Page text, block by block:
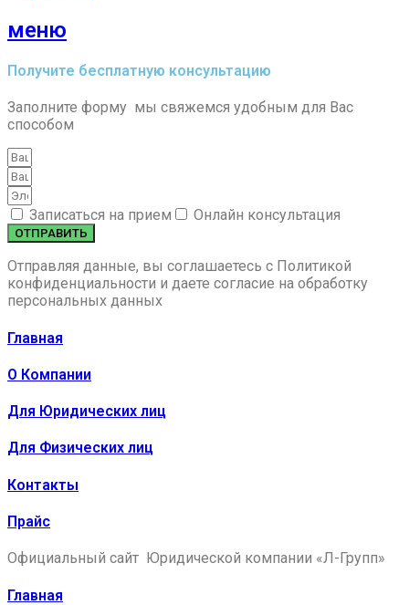
меню
Получите бесплатную консультацию
Заполните форму мы свяжемся удобным для Вас
способом
Записаться на прием Онлайн консультация
ОТПРАВИТЬ
Отправляя данные, вы соглашаетесь c Политикой
конфиденциальности и даете согласие на обработку
персональных данных
Главная
О Компании
Для Юридических лиц
Для Физических лиц
Контакты
Прайс
Официальный сайт Юридической компании «Л-Групп»
Главная